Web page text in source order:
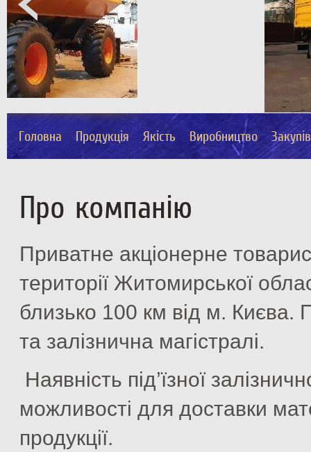
Головна Продукція Якість Виробництво
Про компанію
Приватне акціонерне
території Житомирської
близько 100 км від м. Києва.
та залізнична магістралі.
Наявність під’їзної
можливості для доставки
продукції.